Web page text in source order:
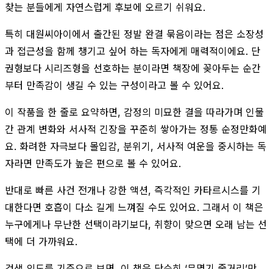
찾는 분들에게 자연스럽게 후보에 오르기 쉬워요.
특히 대원씨아이에서 출간된 정발 완결 묶음이라는 점은 소장성
과 접근성을 함께 챙기고 싶어 하는 독자에게 매력적이에요. 단
권형보다 시리즈형을 선호하는 분이라면 책장에 꽂아두는 순간
부터 만족감이 생길 수 있는 구성이라고 볼 수 있어요.
이 작품을 한 줄로 요약하면, 감정의 미묘한 결을 따라가며 인물
간 관계 변화와 서사적 긴장을 꾸준히 쌓아가는 정통 순정만화예
요. 화려한 자극보다 몰입감, 분위기, 서사적 여운을 중시하는 독
자라면 만족도가 높은 편으로 볼 수 있어요.
반대로 빠른 사건 전개나 강한 액션, 즉각적인 카타르시스를 기
대한다면 호흡이 다소 길게 느껴질 수도 있어요. 그래서 이 책은
누구에게나 무난한 선택이라기보다, 취향이 맞으면 오래 남는 선
택에 더 가까워요.